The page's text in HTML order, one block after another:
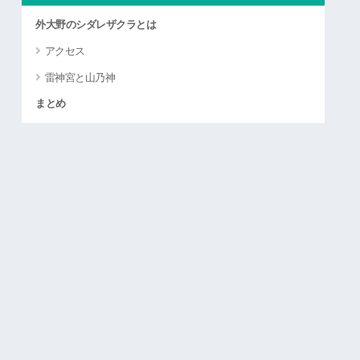
外大野のシダレザクラとは
アクセス
雷神宮と山乃神
まとめ